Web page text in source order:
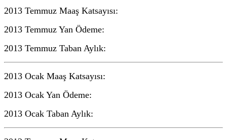
2013 Temmuz Maaş Katsayısı:
2013 Temmuz Yan Ödeme:
2013 Temmuz Taban Aylık:
2013 Ocak Maaş Katsayısı:
2013 Ocak Yan Ödeme:
2013 Ocak Taban Aylık: